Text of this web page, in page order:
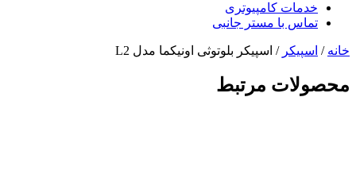
خدمات کامپیوتری
تماس با مستر جانبی
خانه / اسپیکر / اسپیکر بلوتوثی اونیکما مدل L2
محصولات مرتبط